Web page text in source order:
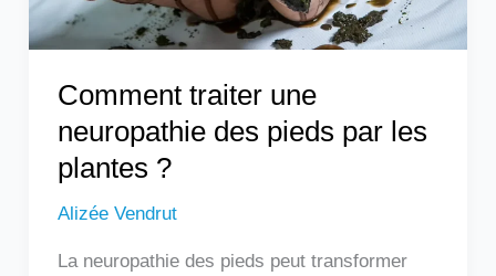
Comment traiter une
neuropathie des pieds par les
plantes ?
Alizée Vendrut
La neuropathie des pieds peut transformer
plantes
?